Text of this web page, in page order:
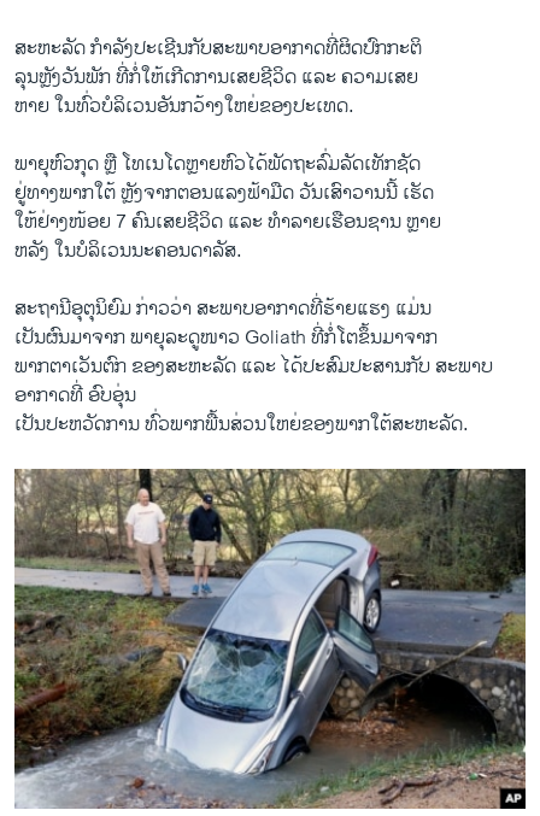
ລາຍການກະຈາຍສຽງ
ລາຍງານ
ຕິດຕາມພວກເຮົາ ທີ່
ພາສາຕ່າງໆ
ສະຫະລັດ ກຳລັງປະເຊີນກັບສະພາບອາກາດທີ່ຜິດປົກກະຕິ
ລຸນຫຼັງວັນພັກ ທີ່ກໍ່ໃຫ້ເກີດການເສຍຊີວິດ ແລະ ຄວາມເສຍ
ຫາຍ ໃນທົ່ວບໍລິເວນອັນກວ້າງໃຫຍ່ຂອງປະເທດ.
ພາຍຸຫົວກຸດ ຫຼື ໂທເນໂດຫຼາຍຫົວໄດ້ພັດຖະລົ່ມລັດເທັກຊັດ
ຢູ່ທາງພາກໃຕ້ ຫຼັງຈາກຕອນແລງຟ້າມືດ ວັນເສົາວານນີ້ ເຮັດ
ໃຫ້ຢ່າງໜ້ອຍ 7 ຄົນເສຍຊີວິດ ແລະ ທຳລາຍເຮືອນຊານ ຫຼາຍ
ຫລັງ ໃນບໍລິເວນນະຄອນດາລັສ.
ສະຖານີອຸຕຸນິຍົມ ກ່າວວ່າ ສະພາບອາກາດທີ່ຮ້າຍແຮງ ແມ່ນ
ເປັນຜົນມາຈາກ ພາຍຸລະດູໜາວ Goliath ທີ່ກໍ່ໂຕຂຶ້ນມາຈາກ
ພາກຕາເວັນຕົກ ຂອງສະຫະລັດ ແລະ ໄດ້ປະສົມປະສານກັບ ສະພາບ
ອາກາດທີ່ ອົບອຸ່ນ
ເປັນປະຫວັດການ ທົ່ວພາກພື້ນສ່ວນໃຫຍ່ຂອງພາກໃຕ້ສະຫະລັດ.